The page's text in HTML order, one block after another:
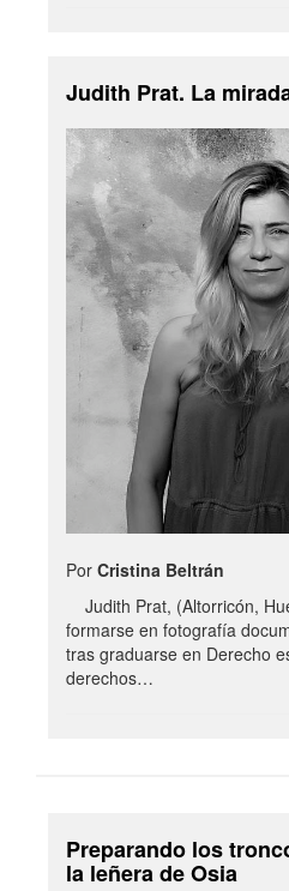
Judith Prat. La
Por Cristina Beltrán
Judith Prat, (Altorricón,
formarse en fotografía
tras graduarse en Derecho
derechos…
Preparando los
la leñera de Osia